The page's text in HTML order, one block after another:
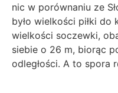
nic w porównaniu ze
było wielkości piłki do
wielkości soczewki,
siebie o 26 m, biorąc
odległości. A to spora